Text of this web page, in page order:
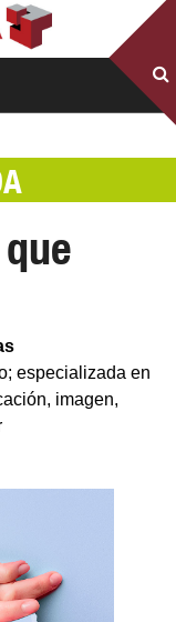
especializada en
imagen,